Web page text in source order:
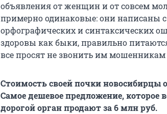
объявления от женщин и от совсем
примерно одинаковые: они написаны
орфографических и синтаксических
здоровы как быки, правильно
все просят не звонить им
Стоимость своей почки новосибирцы
Самое дешевое предложение, которое
дорогой орган продают за 6 млн руб.